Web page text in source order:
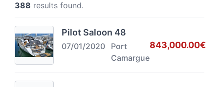
388 results found.
Pilot Saloon 48
07/01/2020
Port
Camargue
843,000.00€